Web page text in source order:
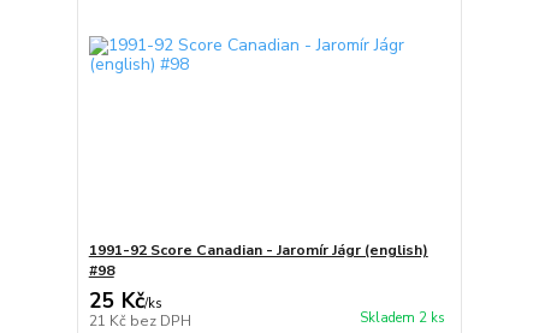
1991-92 Score Canadian - Jaromír Jágr (english)
#98
25 Kč/ks
21 Kč bez DPH Skladem 2 ks